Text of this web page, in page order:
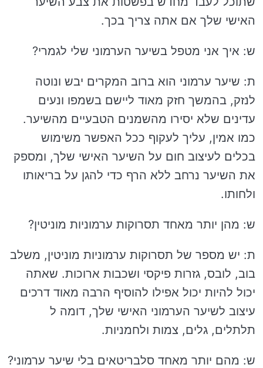
האישי שלך אם אתה צריך בכך.
ש: איך אני מטפל בשיער הערמוני שלי לגמרי?
ת: שיער ערמוני הוא ברוב המקרים יבש ונוטה
לנזק, בהמשך חזק מאוד ליישם בשמפו ונעים
עדינים שלא יסירו מהשמנים הטבעיים מהשיער.
כמו אמין, עליך לעקוף ככל האפשר משימוש
בכלים לעיצוב חום על השיער האישי שלך, ומספק
את השיער נרחב ללא הרף כדי להגן על בריאותו
ולחותו.
ש: מהן יותר מאחד תסרוקות ערמוניות מוניטין?
ת: יש מספר של תסרוקות ערמוניות מוניטין, משלב
בוב, לובס, גזרות פיקסי ושכבות ארוכות. שאתה
יכול להיות יכול אפילו להוסיף הרבה מאוד דרכים
עיצוב לשיער הערמוני האישי שלך, דומה ל
תלתלים, גלים, צמות ולחמניות.
ש: מהם יותר מאחד סלבריטאים בלי שיער ערמוני?